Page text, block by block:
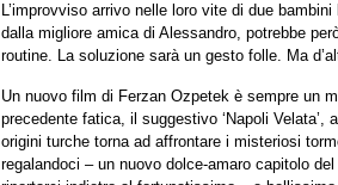
L’improvviso arrivo nelle loro vite di due
dalla migliore amica di Alessandro, potrebbe
routine. La soluzione sarà un gesto folle. Ma
Un nuovo film di Ferzan Ozpetek è sempre un
precedente fatica, il suggestivo ‘Napoli Velata’,
origini turche torna ad affrontare i misteriosi
regalandoci – un nuovo dolce-amaro capitolo